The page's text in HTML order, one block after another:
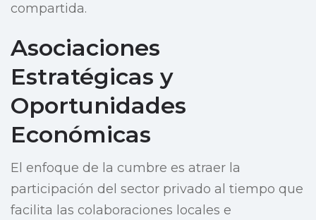
compartida.
Asociaciones
Estratégicas y
Oportunidades
Económicas
El enfoque de la cumbre es atraer la
participación del sector privado al tiempo que
facilita las colaboraciones locales e